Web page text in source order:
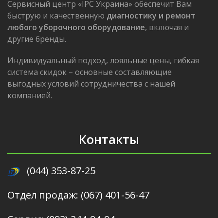
Сервисный центр «IPC Украина» обеспечит Вам
быструю и качественную диагностику и ремонт
любого уборочного оборудование, включая и
другие бренды.
Индивидуальный подход, лояльные цены, гибкая
система скидок – основные составляющие
выгодных условий сотрудничества с нашей
компанией.
Контакты
(044) 353-87-25
Отдел продаж: (067) 401-56-47